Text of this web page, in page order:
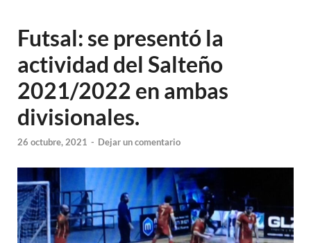
Futsal: se presentó la
actividad del Salteño
2021/2022 en ambas
divisionales.
26 octubre, 2021 - Dejar un comentario